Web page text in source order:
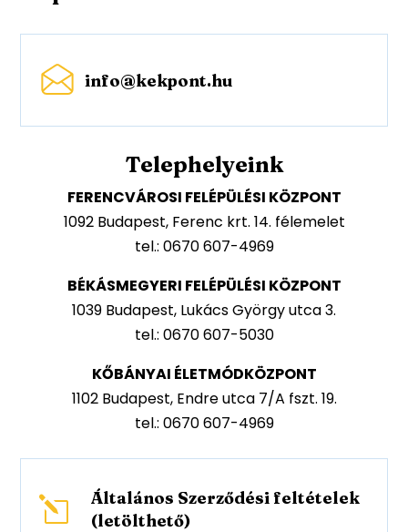
info@kekpont.hu
Telephelyeink
FERENCVÁROSI FELÉPÜLÉSI KÖZPONT
1092 Budapest, Ferenc krt. 14. félemelet
tel.: 0670 607-4969
BÉKÁSMEGYERI FELÉPÜLÉSI KÖZPONT
1039 Budapest, Lukács György utca 3.
tel.: 0670 607-5030
KŐBÁNYAI ÉLETMÓDKÖZPONT
1102 Budapest, Endre utca 7/A fszt. 19.
tel.: 0670 607-4969
l
Általános Szerződési feltételek
(letölthető)